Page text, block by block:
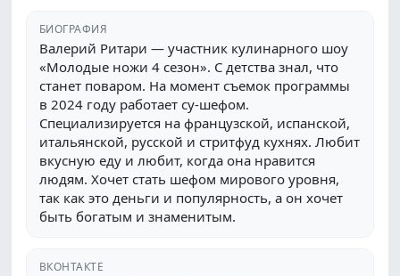
БИОГРАФИЯ
Валерий Ритари — участник кулинарного шоу
«Молодые ножи 4 сезон». С детства знал, что
станет поваром. На момент съемок программы
в 2024 году работает су-шефом.
Специализируется на французской, испанской,
итальянской, русской и стритфуд кухнях. Любит
вкусную еду и любит, когда она нравится
людям. Хочет стать шефом мирового уровня,
так как это деньги и популярность, а он хочет
быть богатым и знаменитым.
ВКОНТАКТЕ